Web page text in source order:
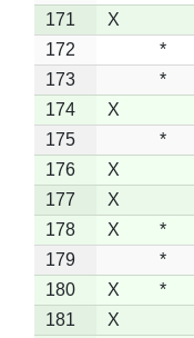
171
X
172
*
173
*
174
X
175
*
176
X
177
X
178
X *
179
*
180
X *
181
X